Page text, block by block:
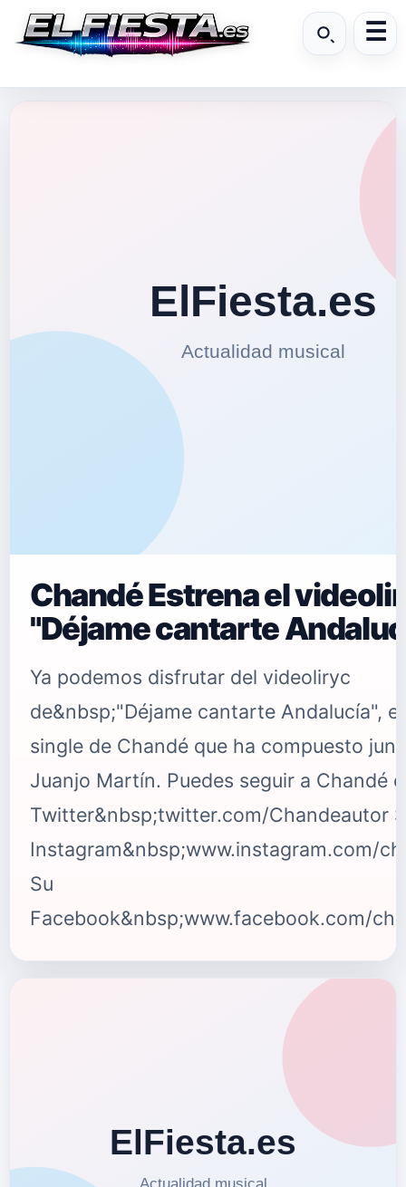
Chandé Estrena el
"Déjame cantarte
Ya podemos disfrutar del videoliryc
de&nbsp;"Déjame cantarte Andalucía",
single de Chandé que ha compuesto
Juanjo Martín. Puedes seguir a Chandé
Twitter&nbsp;twitter.com/Chandeautor
Instagram&nbsp;www.instagram.com/
Su
Facebook&nbsp;www.facebook.com/